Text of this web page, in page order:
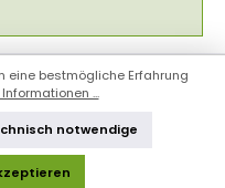
eine bestmögliche Erfahrung
...
notwendige